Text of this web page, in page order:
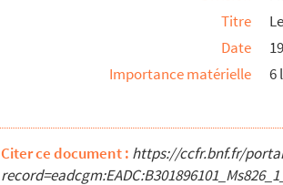
Ms_854. Cours de droit romain.
Ms_857. Recueil de jurisprudence.
Titre
Date
Importance matérielle
6
Citer ce document : https://ccfr.bnf.fr/